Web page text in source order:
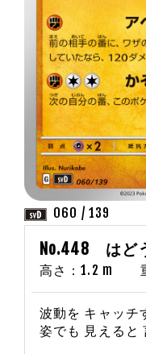
060 / 139
No.448 はど
高さ：1.2 m
波動を キャッチ
姿でも 見えると